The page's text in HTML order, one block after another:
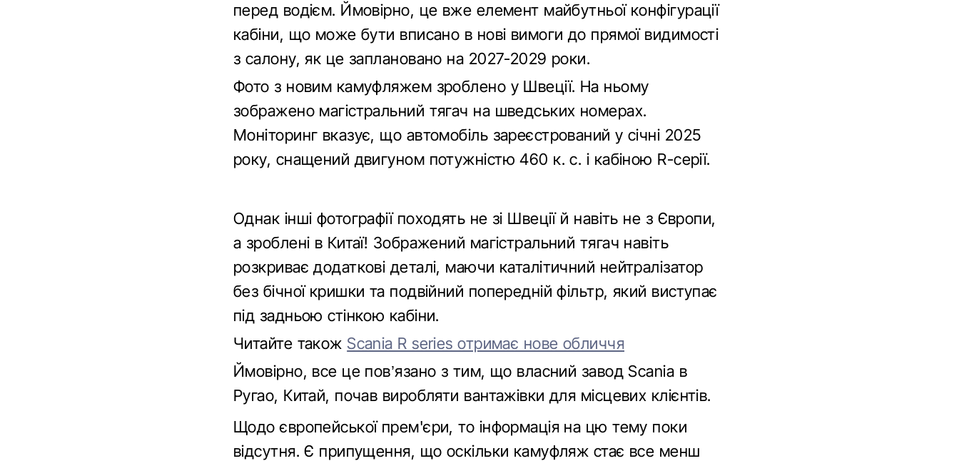
перед водієм. Ймовірно, це вже елемент майбутньої конфігурації
кабіни, що може бути вписано в нові вимоги до прямої видимості
з салону, як це заплановано на 2027-2029 роки.
Фото з новим камуфляжем зроблено у Швеції. На ньому
зображено магістральний тягач на шведських номерах.
Моніторинг вказує, що автомобіль зареєстрований у січні 2025
року, снащений двигуном потужністю 460 к. с. і кабіною R-серії.
Однак інші фотографії походять не зі Швеції й навіть не з Європи,
а зроблені в Китаї! Зображений магістральний тягач навіть
розкриває додаткові деталі, маючи каталітичний нейтралізатор
без бічної кришки та подвійний попередній фільтр, який виступає
під задньою стінкою кабіни.
Читайте також Scania R series отримає нове обличчя
Ймовірно, все це пов’язано з тим, що власний завод Scania в
Ругао, Китай, почав виробляти вантажівки для місцевих клієнтів.
Щодо європейської прем'єри, то інформація на цю тему поки
відсутня. Є припущення, що оскільки камуфляж стає все менш